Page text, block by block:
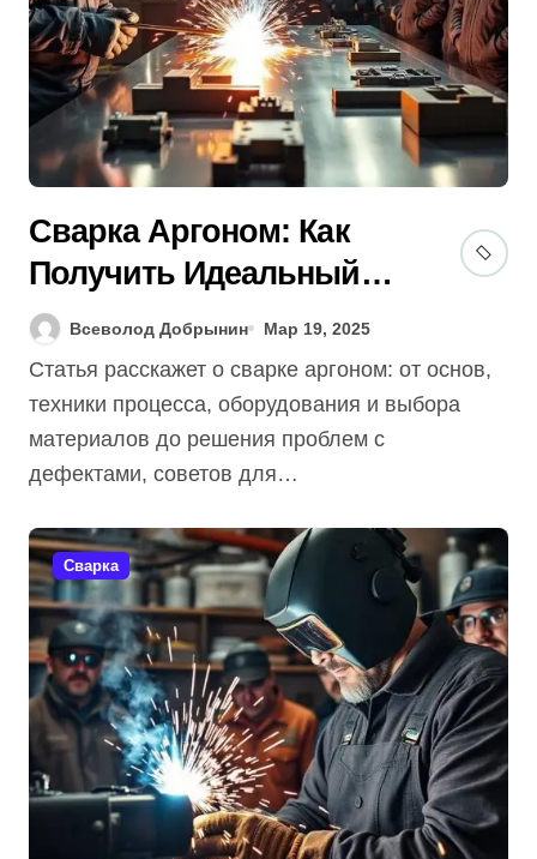
Сварка Аргоном: Как
Получить Идеальный
Шов (Гид + 7 Советов)
[2025]
Всеволод Добрынин Мар 19, 2025
Статья расскажет о сварке аргоном: от основ,
техники процесса, оборудования и выбора
материалов до решения проблем с
дефектами, советов для…
Сварка